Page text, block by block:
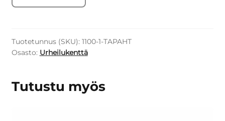
Tuotetunnus (SKU): 1100-1-TAPAHT
Osasto: Urheilukenttä
Tutustu myös